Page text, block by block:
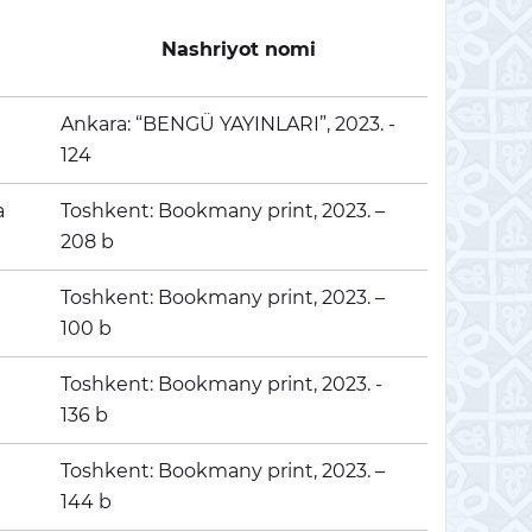
Nashriyot nomi
Ankara: “BENGÜ YAYINLARI”, 2023. -
124
Toshkent: Bookmany print, 2023. –
208 b
Toshkent: Bookmany print, 2023. –
100 b
Toshkent: Bookmany print, 2023. -
136 b
Toshkent: Bookmany print, 2023. –
144 b